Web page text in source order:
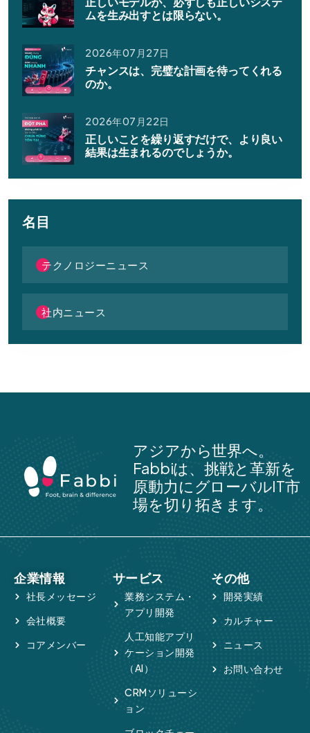
ムを生み出すとは限らない。
2026年07月27日
チャンスは、完璧な計画を待ってくれる
のか。
2026年07月22日
正しいことを繰り返すだけで、より良い
結果は生まれるのでしょうか。
名目
テクノロジーニュース
社内ニュース
アジアから世界へ。
Fabbiは、挑戦と革新を
原動力にグローバルIT市
場を切り拓きます。
企業情報
社長メッセージ
会社概要
コアメンバー
サービス
業務システム・
アプリ開発
人工知能アプリ
ケーション開発
（AI）
CRMソリューシ
ョン
その他
開発実績
カルチャー
ニュース
お問い合わせ